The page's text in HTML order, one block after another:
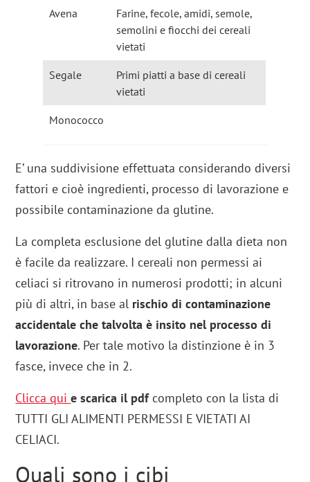
Avena
Farine, fecole, amidi, semole,
semolini e fiocchi dei cereali
vietati
Segale
Primi piatti a base di cereali
vietati
Monococco
E’ una suddivisione effettuata considerando diversi
fattori e cioè ingredienti, processo di lavorazione e
possibile contaminazione da glutine.
La completa esclusione del glutine dalla dieta non
è facile da realizzare. I cereali non permessi ai
celiaci si ritrovano in numerosi prodotti; in alcuni
più di altri, in base al rischio di contaminazione
accidentale che talvolta è insito nel processo di
lavorazione. Per tale motivo la distinzione è in 3
fasce, invece che in 2.
Clicca quie scarica il pdfcompleto con la lista di
TUTTI GLI ALIMENTI PERMESSI E VIETATI AI
CELIACI.
Quali sono i cibi